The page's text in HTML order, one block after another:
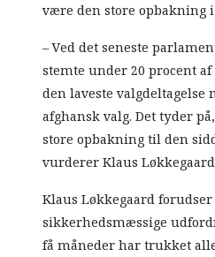
være den store opbakning
– Ved det seneste
stemte under 20 procent
den laveste valgdeltagelse
afghansk valg. Det tyder
store opbakning til den
vurderer Klaus
Klaus Løkkegaard forudser
sikkerhedsmæssige
få måneder har trukket